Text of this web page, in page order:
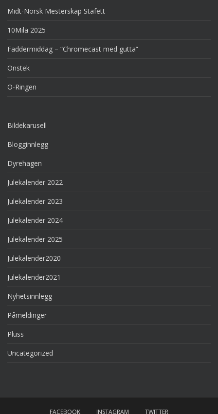
Midt-Norsk Mesterskap Stafett
10Mila 2025
Faddermiddag – “Chromecast med gutta”
Onstek
O-Ringen
Bildekarusell
Blogginnlegg
Dyrehagen
Julekalender 2022
Julekalender 2023
Julekalender 2024
Julekalender 2025
Julekalender2020
Julekalender2021
Nyhetsinnlegg
Påmeldinger
Pluss
Uncategorized
FACEBOOK INSTAGRAM TWITTER